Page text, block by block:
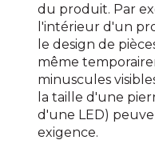
du produit. Par
l'intérieur d'un
le design de
même
minuscules
la taille d'une
d'une LED)
exigence.